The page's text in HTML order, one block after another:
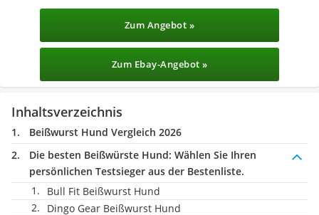
Zum Angebot »
Zum Ebay-Angebot »
Inhaltsverzeichnis
Beißwurst Hund Vergleich 2026
Die besten Beißwürste Hund: Wählen Sie Ihren
persönlichen Testsieger aus der Bestenliste.
Bull Fit Beißwurst Hund
Dingo Gear Beißwurst Hund